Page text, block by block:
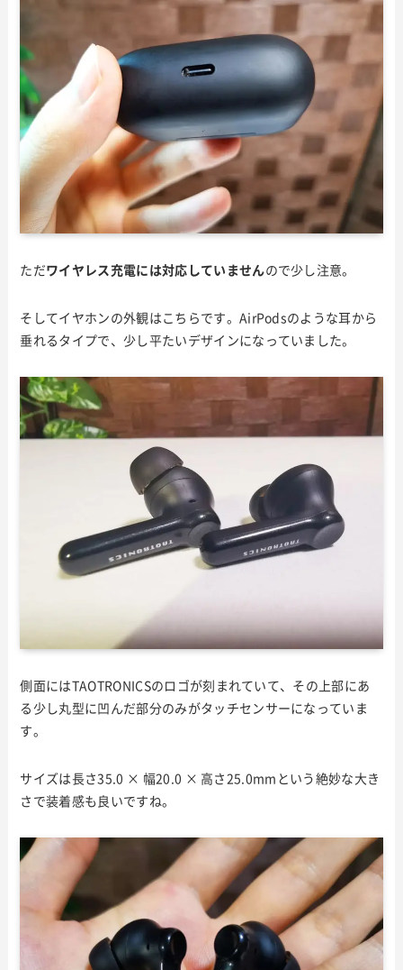
ただワイヤレス充電には対応していませんので少し注意。
そしてイヤホンの外観はこちらです。AirPodsのような耳から
垂れるタイプで、少し平たいデザインになっていました。
側面にはTAOTRONICSのロゴが刻まれていて、その上部にあ
る少し丸型に凹んだ部分のみがタッチセンサーになっていま
す。
サイズは長さ35.0 × 幅20.0 × 高さ25.0mmという絶妙な大き
さで装着感も良いですね。